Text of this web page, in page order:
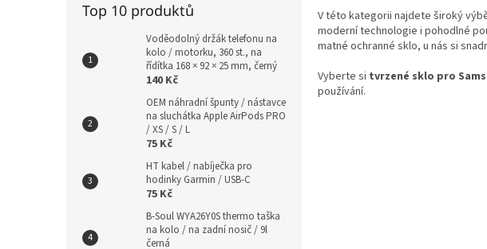
Top 10 produktů
Voděodolný držák telefonu na
kolo / motorku, 360 st., na
řídítka 168 × 92 × 25 mm, černý
140 Kč
OEM náhradní špunty / nástavce
na sluchátka Apple AirPods PRO
/ XS / S / L
75 Kč
HT kabel / nabíječka pro
hodinky Garmin / USB-C
75 Kč
B-Soul WYA26Y0S thermo taška
na kolo / na zadní nosič / 9l
černá
V této kategorii najdete široký
moderní technologie i pohodlné
matné ochranné sklo, u nás si
Vyberte si tvrzené sklo pro
používání.